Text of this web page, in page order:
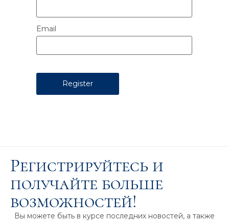
Email
Регистрируйтесь и
получайте больше
возможностей!
Вы можете быть в курсе последних новостей, а также